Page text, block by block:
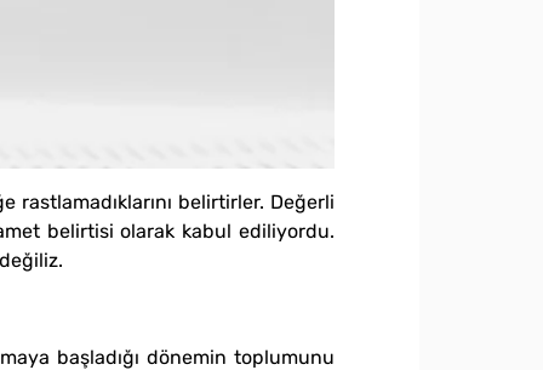
belirtirler. Değerli
belirtisi olarak kabul ediliyordu.
başladığı dönemin toplumunu